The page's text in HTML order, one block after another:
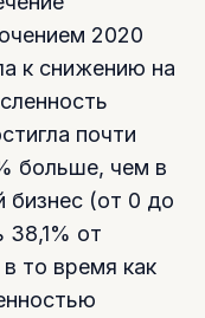
2020
к снижению на
почти
больше, чем в
(от 0 до
38,1% от
то время как